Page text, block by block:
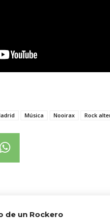
Música Nooirax Rock
de un Rockero